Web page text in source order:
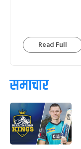
Read Full
समाचार